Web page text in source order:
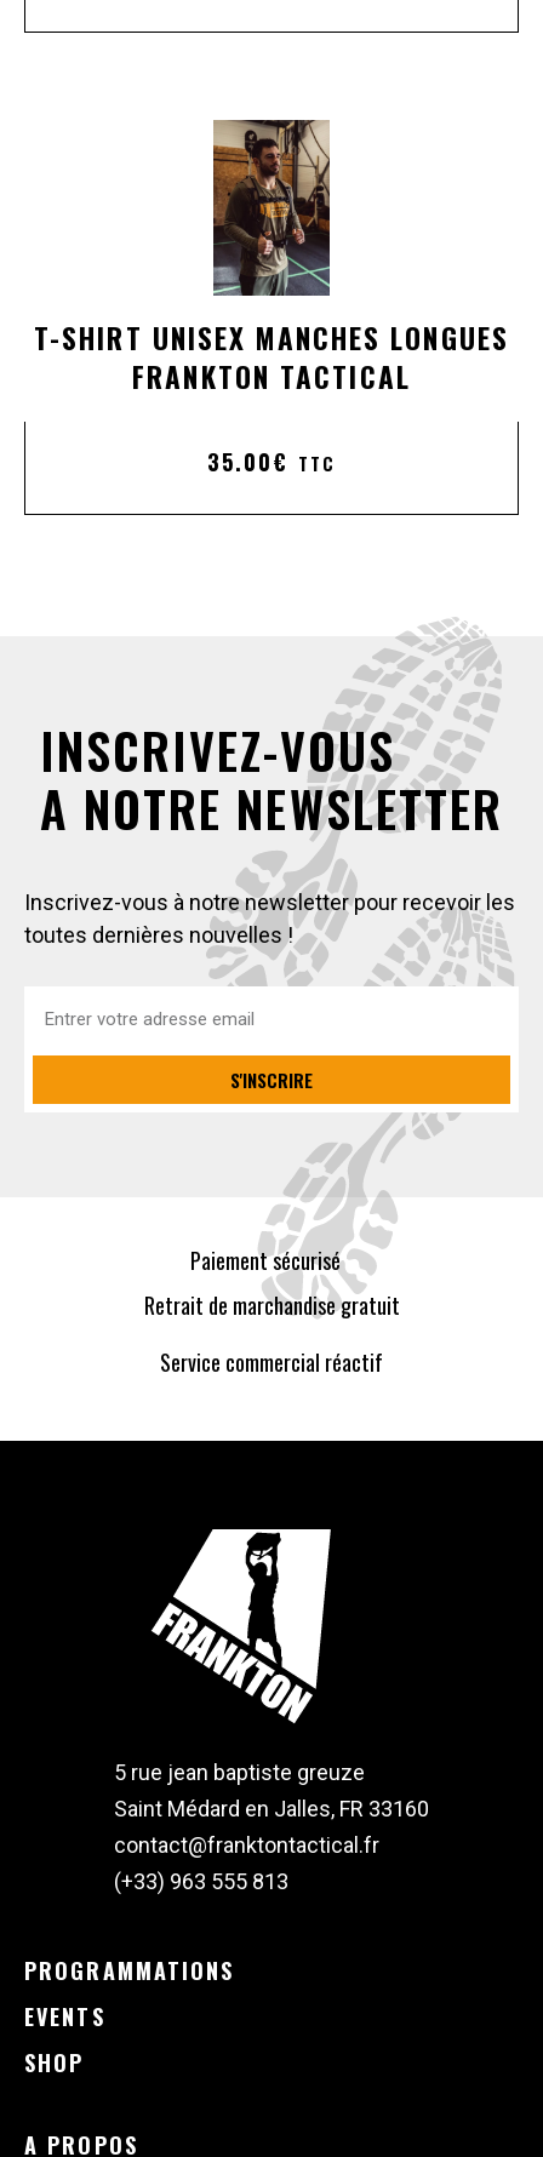
T-SHIRT UNISEX MANCHES LONGUES
FRANKTON TACTICAL
35.00€ TTC
INSCRIVEZ-VOUS
A NOTRE NEWSLETTER
Inscrivez-vous à notre newsletter pour recevoir les
toutes dernières nouvelles !
S'INSCRIRE
Paiement sécurisé
Retrait de marchandise gratuit
Service commercial réactif
5 rue jean baptiste greuze
Saint Médard en Jalles, FR 33160
contact@franktontactical.fr
(+33) 963 555 813
PROGRAMMATIONS
EVENTS
SHOP
A PROPOS